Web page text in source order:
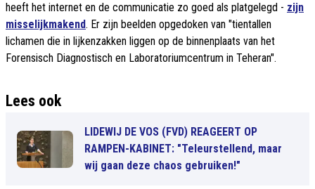
heeft het internet en de communicatie zo goed als platgelegd - zijn
misselijkmakend. Er zijn beelden opgedoken van "tientallen
lichamen die in lijkenzakken liggen op de binnenplaats van het
Forensisch Diagnostisch en Laboratoriumcentrum in Teheran".
Lees ook
LIDEWIJ DE VOS (FVD) REAGEERT OP
RAMPEN-KABINET: "Teleurstellend, maar
wij gaan deze chaos gebruiken!"